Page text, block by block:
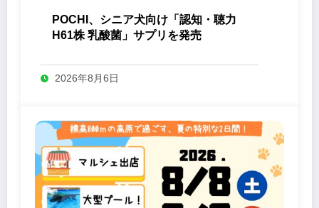
POCHI、シニア犬向け「認知・聴力
H61株 乳酸菌」サプリを発売
2026年8月6日